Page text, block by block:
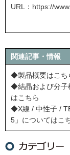
URL： https://
関連記事・情報
◆製品概要はこち
◆結晶および分子
はこちら
◆X線 / 中性子 /
5」についてはこ